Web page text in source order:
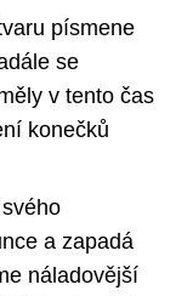
písmene
se
v tento čas
konečků
a zapadá
náladovější